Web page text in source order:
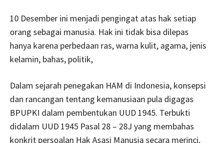
10 Desember ini menjadi pengingat atas hak setiap
orang sebagai manusia. Hak ini tidak bisa dilepas
hanya karena perbedaan ras, warna kulit, agama, jenis
kelamin, bahas, politik,
Dalam sejarah penegakan HAM di Indonesia, konsepsi
dan rancangan tentang kemanusiaan pula digagas
BPUPKI dalam pembentukan UUD 1945. Terbukti
didalam UUD 1945 Pasal 28 – 28J yang membahas
konkrit persoalan Hak Asasi Manusia secara merinci,